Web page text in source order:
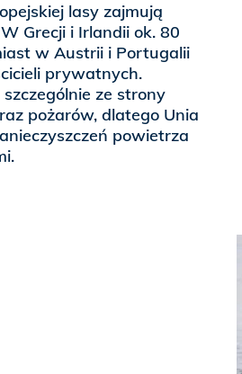
lasy zajmują
Grecji i Irlandii ok. 80
w Austrii i Portugalii
prywatnych.
ze strony
pożarów, dlatego Unia
powietrza